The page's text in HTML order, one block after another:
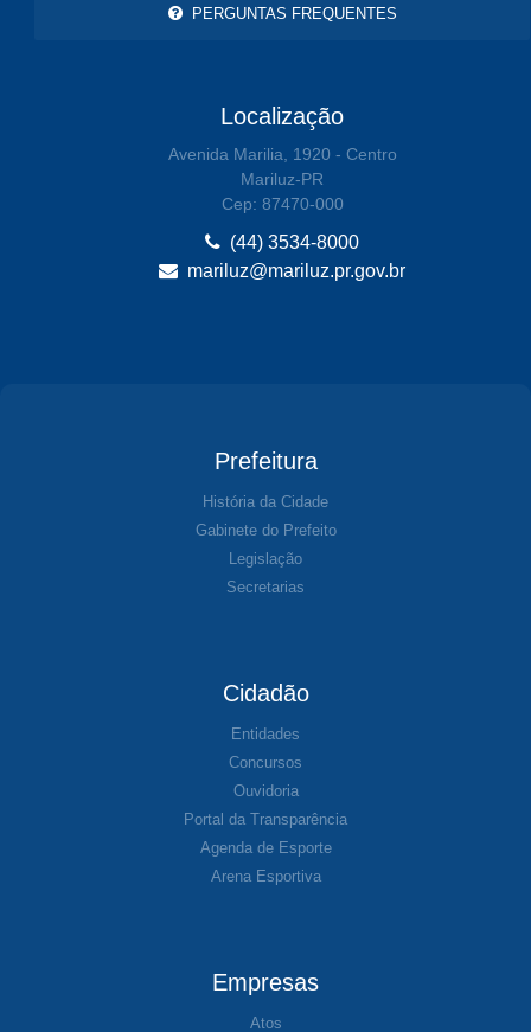
PERGUNTAS FREQUENTES
Localização
Avenida Marilia, 1920 - Centro
Mariluz-PR
Cep: 87470-000
(44) 3534-8000
mariluz@mariluz.pr.gov.br
Prefeitura
História da Cidade
Gabinete do Prefeito
Legislação
Secretarias
Cidadão
Entidades
Concursos
Ouvidoria
Portal da Transparência
Agenda de Esporte
Arena Esportiva
Empresas
Atos